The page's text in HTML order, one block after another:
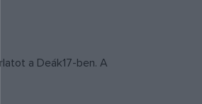
a Deák17-ben. A